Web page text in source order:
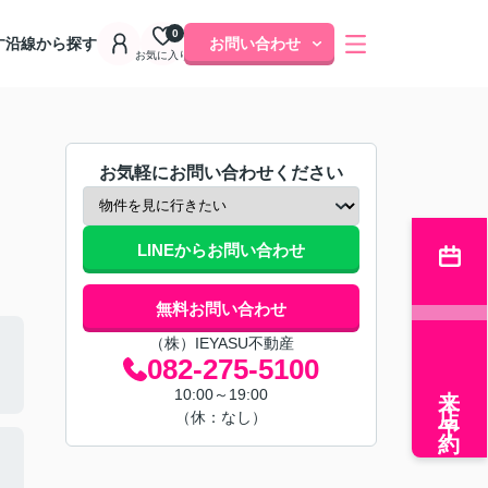
沿線から探す
お気に入り
0
お問い合わせ
お気軽にお問い合わせください
LINEからお問い合わせ
無料お問い合わせ
（株）IEYASU不動産
082-275-5100
10:00～19:00
（休：なし）
来店予約